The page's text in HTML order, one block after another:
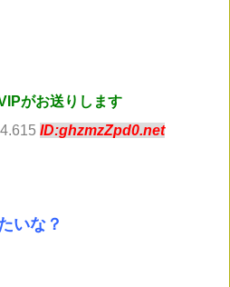
がお送りします
ID:ghzmzZpd0.net
いな？